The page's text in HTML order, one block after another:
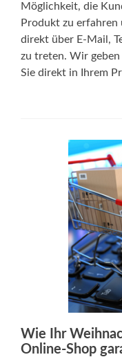
Möglichkeit, die
Produkt zu
direkt über E-Mail,
zu treten. Wir
Sie direkt in Ihrem
Wie Ihr
Online-Shop